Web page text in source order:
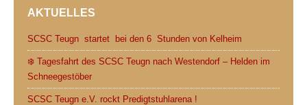
o
k
r
p
AKTUELLES
SCSC Teugn startet bei den 6 Stunden von Kelheim
❄️ Tagesfahrt des SCSC Teugn nach Westendorf – Helden im
Schneegestöber
SCSC Teugn e.V. rockt Predigtstuhlarena !